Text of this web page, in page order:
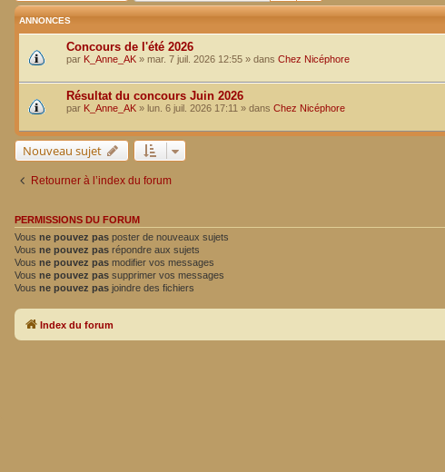
ANNONCES
Concours de l'été 2026
par K_Anne_AK » mar. 7 juil. 2026 12:55 » dans Chez Nicéphore
Résultat du concours Juin 2026
par K_Anne_AK » lun. 6 juil. 2026 17:11 » dans Chez Nicéphore
Nouveau sujet
Retourner à l’index du forum
PERMISSIONS DU FORUM
Vous ne pouvez pas poster de nouveaux sujets
Vous ne pouvez pas répondre aux sujets
Vous ne pouvez pas modifier vos messages
Vous ne pouvez pas supprimer vos messages
Vous ne pouvez pas joindre des fichiers
Index du forum